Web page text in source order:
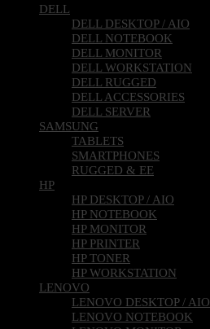
DELL
DELL DESKTOP / AIO
DELL NOTEBOOK
DELL MONITOR
DELL WORKSTATION
DELL RUGGED
DELL ACCESSORIES
DELL SERVER
SAMSUNG
TABLETS
SMARTPHONES
RUGGED & EE
HP
HP DESKTOP / AIO
HP NOTEBOOK
HP MONITOR
HP PRINTER
HP TONER
HP WORKSTATION
LENOVO
LENOVO DESKTOP / AIO
LENOVO NOTEBOOK